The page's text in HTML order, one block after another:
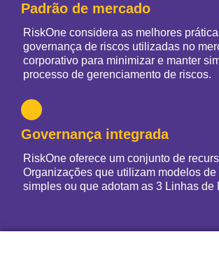
Padrão de mercado
RiskOne considera as melhores
governança de riscos utilizadas no
corporativo para minimizar e manter
processo de gerenciamento de riscos.
Governança integrada
RiskOne oferece um conjunto de
Organizações que utilizam modelos
simples ou que adotam as 3 Linhas de